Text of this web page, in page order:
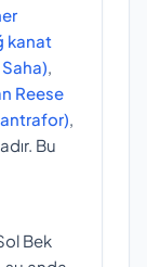
kanat
Reese
Bu
Bek